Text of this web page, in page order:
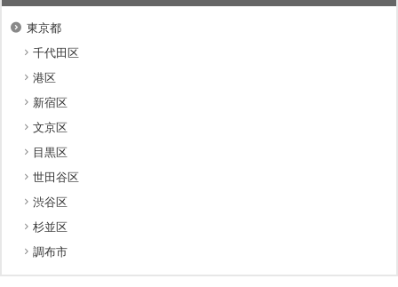
東京都
千代田区
港区
新宿区
文京区
目黒区
世田谷区
渋谷区
杉並区
調布市